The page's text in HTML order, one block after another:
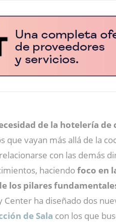
de la hotelería
que vayan más allá de la
con las demás
haciendofoco en
los pilares
ha diseñado dos
de Sala con los que